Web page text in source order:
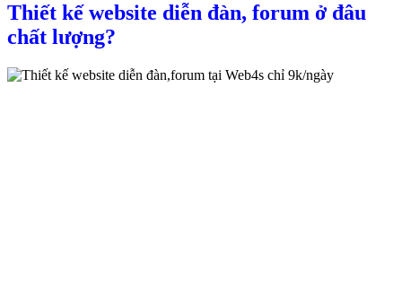
Thiết kế website diễn đàn, forum ở đâu
chất lượng?